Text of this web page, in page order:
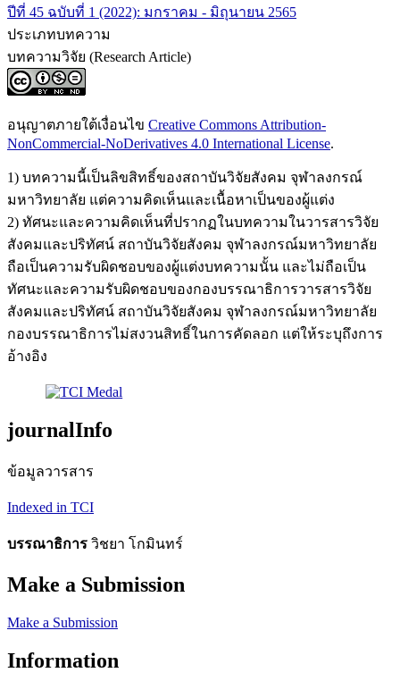
ปีที่ 45 ฉบับที่ 1 (2022): มกราคม - มิถุนายน 2565
ประเภทบทความ
บทความวิจัย (Research Article)
อนุญาตภายใต้เงื่อนไข Creative Commons Attribution-
NonCommercial-NoDerivatives 4.0 International License.
1) บทความนี้เป็นลิขสิทธิ์ของสถาบันวิจัยสังคม จุฬาลงกรณ์
มหาวิทยาลัย แต่ความคิดเห็นและเนื้อหาเป็นของผู้แต่ง
2) ทัศนะและความคิดเห็นที่ปรากฏในบทความในวารสารวิจัย
สังคมและปริทัศน์ สถาบันวิจัยสังคม จุฬาลงกรณ์มหาวิทยาลัย
ถือเป็นความรับผิดชอบของผู้แต่งบทความนั้น และไม่ถือเป็น
ทัศนะและความรับผิดชอบของกองบรรณาธิการวารสารวิจัย
สังคมและปริทัศน์ สถาบันวิจัยสังคม จุฬาลงกรณ์มหาวิทยาลัย
กองบรรณาธิการไม่สงวนสิทธิ์ในการคัดลอก แต่ให้ระบุถึงการ
อ้างอิง
journalInfo
ข้อมูลวารสาร
Indexed in TCI
บรรณาธิการ วิชยา โกมินทร์
Make a Submission
Make a Submission
Information